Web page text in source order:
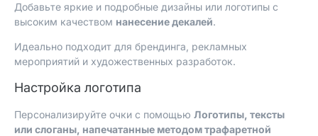
Добавьте яркие и подробные дизайны или логотипы с
высоким качеством нанесение декалей.
Идеально подходит для брендинга, рекламных
мероприятий и художественных разработок.
Настройка логотипа
Персонализируйте очки с помощью Логотипы, тексты
или слоганы, напечатанные методом трафаретной